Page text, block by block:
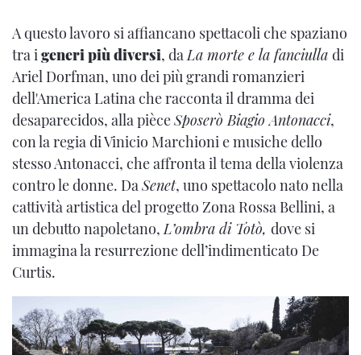
A questo lavoro si affiancano spettacoli che spaziano
tra igeneri più diversi, daLa morte e la fanciulla di
Ariel Dorfman, uno dei più grandi romanzieri
dell'America Latina che racconta il dramma dei
desaparecidos, alla pièceSposerò Biagio Antonacci,
con la regia di Vinicio Marchioni e musiche dello
stesso Antonacci, che affronta il tema della violenza
contro le donne. DaSenet, uno spettacolo nato nella
cattività artistica del progetto Zona Rossa Bellini, a
un debutto napoletano,L’ombra di Totò, dove si
immagina la resurrezione dell’indimenticato De
Curtis.